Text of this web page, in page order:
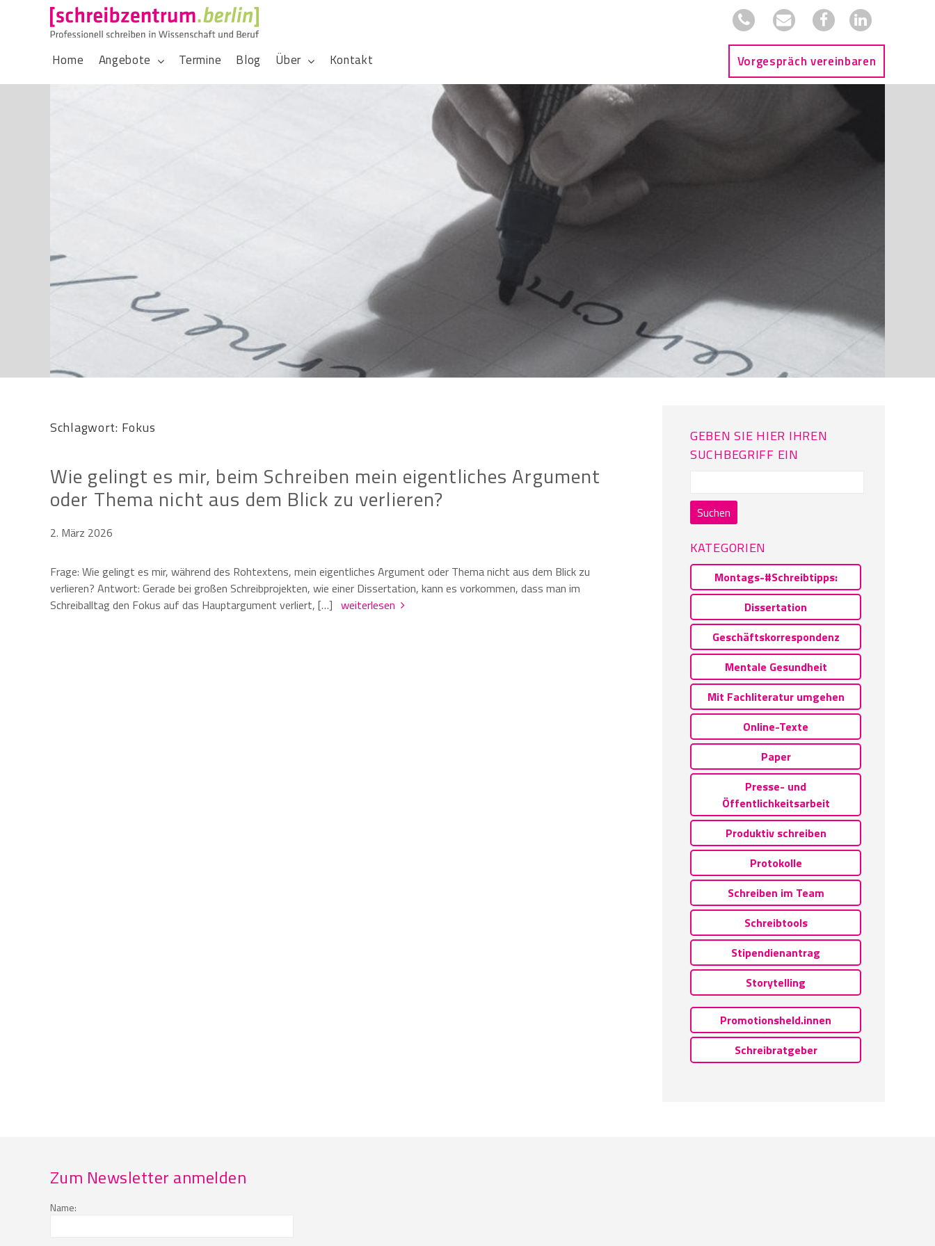
Home Angebote Termine Blog Über Kontakt Vorgespräch vereinbaren
Schlagwort: Fokus
Wie gelingt es mir, beim Schreiben mein eigentliches Argument
oder Thema nicht aus dem Blick zu verlieren?
2. März 2026
Frage: Wie gelingt es mir, während des Rohtextens, mein eigentliches Argument oder Thema nicht aus dem Blick zu
verlieren? Antwort: Gerade bei großen Schreibprojekten, wie einer Dissertation, kann es vorkommen, dass man im
Schreiballtag den Fokus auf das Hauptargument verliert, […] weiterlesen
GEBEN SIE HIER IHREN
SUCHBEGRIFF EIN
KATEGORIEN
Montags-#Schreibtipps:
Dissertation
Geschäftskorrespondenz
Mentale Gesundheit
Mit Fachliteratur umgehen
Online-Texte
Paper
Presse- und
Öffentlichkeitsarbeit
Produktiv schreiben
Protokolle
Schreiben im Team
Schreibtools
Stipendienantrag
Storytelling
Promotionsheld.innen
Schreibratgeber
Zum Newsletter anmelden
Name: